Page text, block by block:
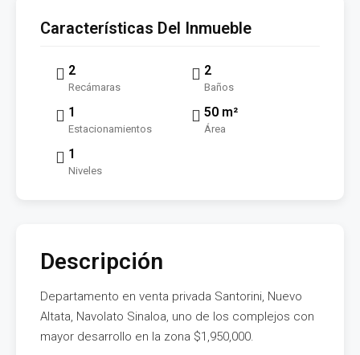
Características Del Inmueble
2
Recámaras
2
Baños
1
Estacionamientos
50 m²
Área
1
Niveles
Descripción
Departamento en venta privada Santorini, Nuevo
Altata, Navolato Sinaloa, uno de los complejos con
mayor desarrollo en la zona $1,950,000.